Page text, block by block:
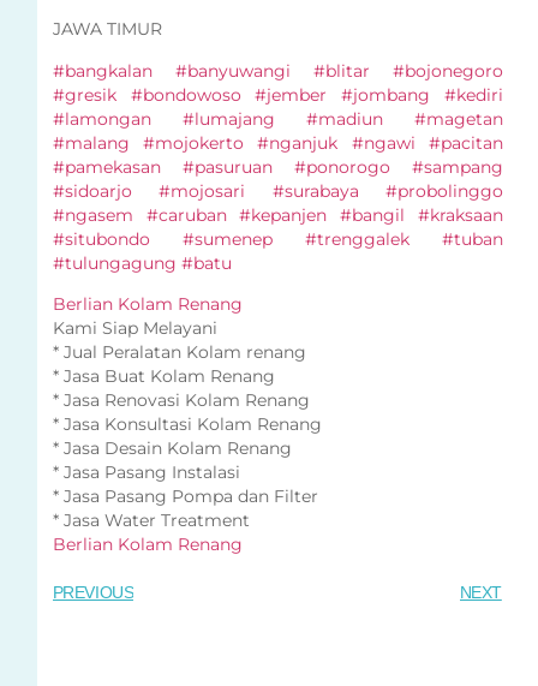
JAWA TIMUR
#bangkalan #banyuwangi #blitar #bojonegoro
#gresik #bondowoso #jember #jombang #kediri
#lamongan #lumajang #madiun #magetan
#malang #mojokerto #nganjuk #ngawi #pacitan
#pamekasan #pasuruan #ponorogo #sampang
#sidoarjo #mojosari #surabaya #probolinggo
#ngasem #caruban #kepanjen #bangil #kraksaan
#situbondo #sumenep #trenggalek #tuban
#tulungagung #batu
Berlian Kolam Renang
Kami Siap Melayani
* Jual Peralatan Kolam renang
* Jasa Buat Kolam Renang
* Jasa Renovasi Kolam Renang
* Jasa Konsultasi Kolam Renang
* Jasa Desain Kolam Renang
* Jasa Pasang Instalasi
* Jasa Pasang Pompa dan Filter
* Jasa Water Treatment
Berlian Kolam Renang
PREVIOUS NEXT